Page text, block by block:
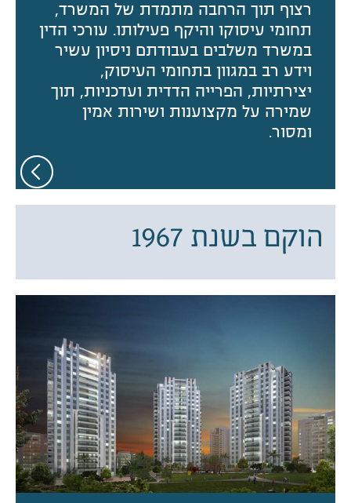
רצוף תוך הרחבה מתמדת של המשרד,
תחומי עיסוקו והיקף פעילותו. עורכי הדין
במשרד משלבים בעבודתם ניסיון עשיר
וידע רב במגוון בתחומי העיסוק,
יצירתיות, הפרייה הדדית ועדכניות, תוך
שמירה על מקצוענות ושירות אמין
ומסור.
הוקם בשנת 1967